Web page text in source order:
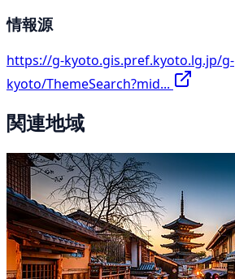
情報源
https://g-kyoto.gis.pref.kyoto.lg.jp/g-
kyoto/ThemeSearch?mid...
関連地域